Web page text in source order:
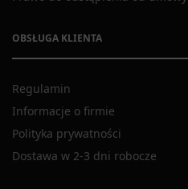
OBSŁUGA KLIENTA
Regulamin
Informacje o firmie
Polityka prywatności
Dostawa w 2-3 dni robocze